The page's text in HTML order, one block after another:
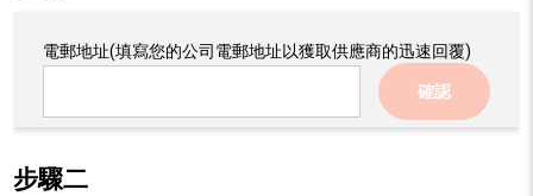
電郵地址(填寫您的公司電郵地址以獲取供應商的迅速回覆)
確認
步驟二